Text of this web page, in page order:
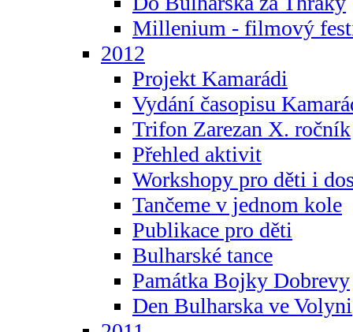
Millenium - filmový
2012
Projekt Kamarádi
Vydání časopisu
Trifon Zarezan X. ročník
Přehled aktivit
Workshopy pro děti i
Tančeme v jednom kole
Publikace pro děti
Bulharské tance
Památka Bojky Dobrevy
Den Bulharska ve Volyni